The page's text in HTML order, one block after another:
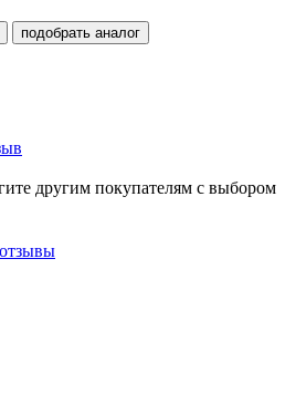
подобрать аналог
другим покупателям с выбором